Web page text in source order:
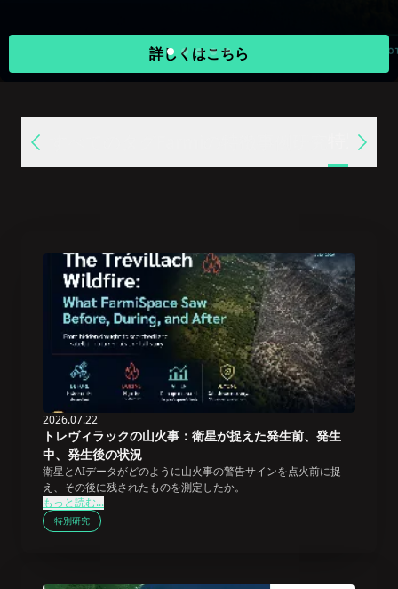
詳しくはこちら
特別研究
2026.07.22
トレヴィラックの山火事：衛星が捉えた発生前、発生
中、発生後の状況
衛星とAIデータがどのように山火事の警告サインを点火前に捉
え、その後に残されたものを測定したか。
もっと読む...
特別研究